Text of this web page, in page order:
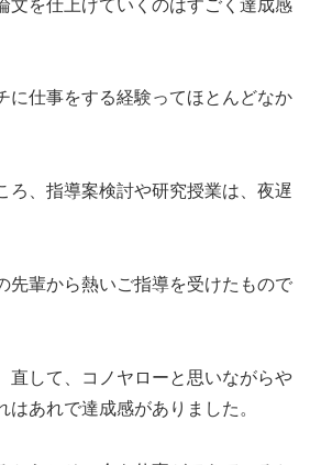
文を仕上げていくのはすごく達成感
に仕事をする経験ってほとんどなか
ろ、指導案検討や研究授業は、夜遅
先輩から熱いご指導を受けたもので
直して、コノヤローと思いながらや
はあれで達成感がありました。